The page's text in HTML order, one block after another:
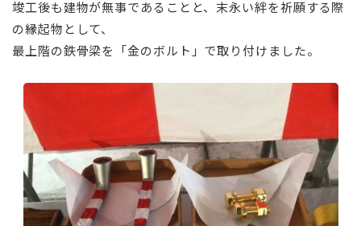
竣工後も建物が無事であることと、末永い絆を祈願する際
の縁起物として、
最上階の鉄骨梁を「金のボルト」で取り付けました。